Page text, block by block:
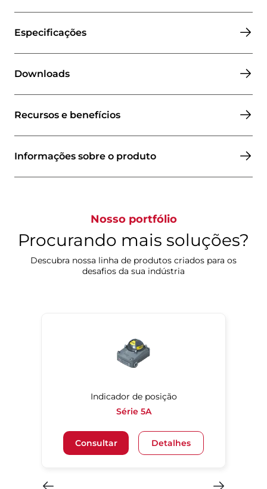
Especificações
Downloads
Recursos e benefícios
Informações sobre o produto
Nosso portfólio
Procurando mais soluções?
Descubra nossa linha de produtos criados para os
desafios da sua indústria
Indicador de posição
Série 5A
Consultar Detalhes